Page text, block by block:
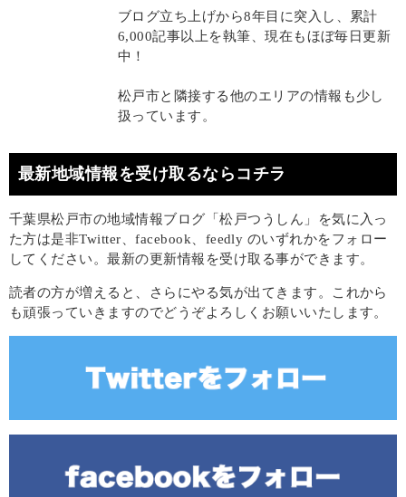
ブログ立ち上げから8年目に突入し、累計
6,000記事以上を執筆、現在もほぼ毎日更新
中！
松戸市と隣接する他のエリアの情報も少し
扱っています。
最新地域情報を受け取るならコチラ
千葉県松戸市の地域情報ブログ「松戸つうしん」を気に入っ
た方は是非Twitter、facebook、feedly のいずれかをフォロー
してください。最新の更新情報を受け取る事ができます。
読者の方が増えると、さらにやる気が出てきます。これから
も頑張っていきますのでどうぞよろしくお願いいたします。